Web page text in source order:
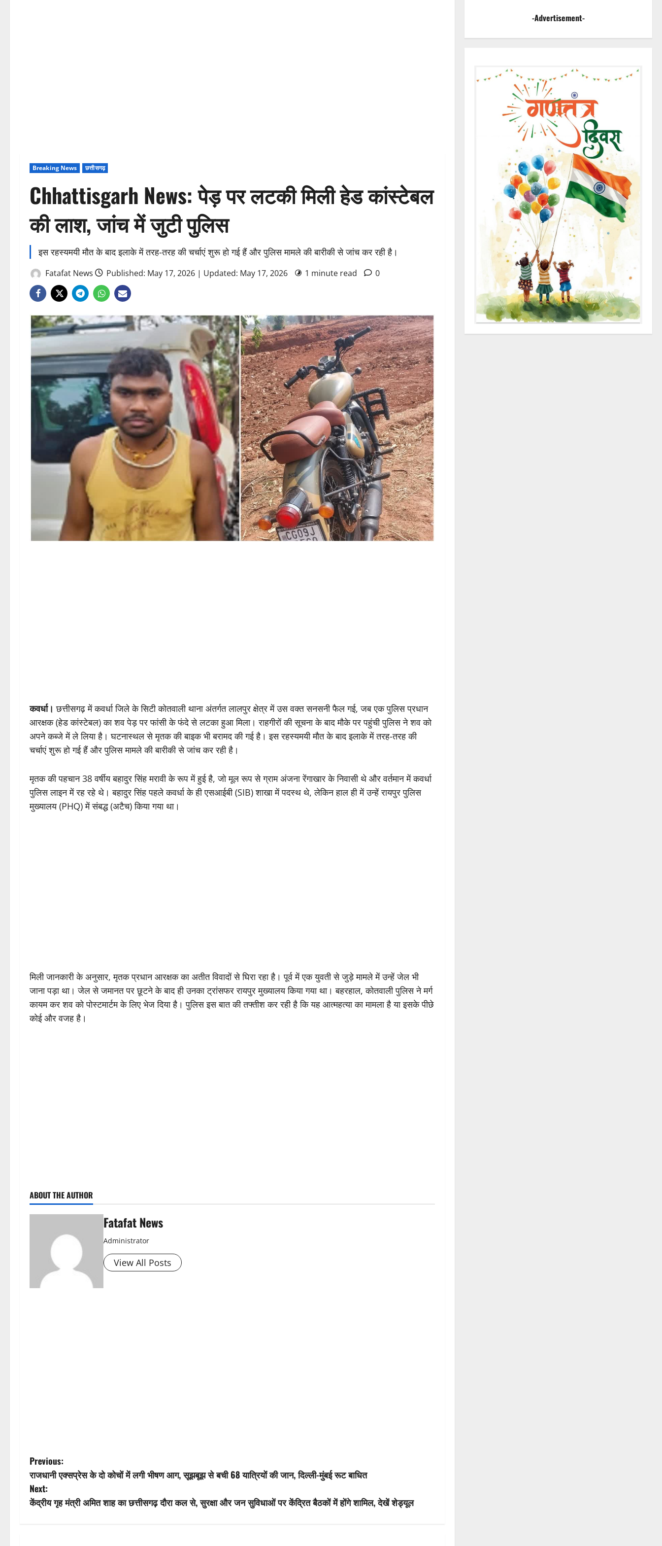
Breaking News छत्तीसगढ़
Chhattisgarh News: पेड़ पर लटकी मिली हेड कांस्टेबल
की लाश, जांच में जुटी पुलिस
इस रहस्यमयी मौत के बाद इलाके में तरह-तरह की चर्चाएं शुरू हो गई हैं और पुलिस मामले की बारीकी से जांच कर रही है।
Fatafat News Published: May 17, 2026 | Updated: May 17, 2026 1 minute read 0
कवर्धा। छत्तीसगढ़ में कवर्धा जिले के सिटी कोतवाली थाना अंतर्गत लालपुर क्षेत्र में उस वक्त सनसनी फैल गई, जब एक पुलिस प्रधान
आरक्षक (हेड कांस्टेबल) का शव पेड़ पर फांसी के फंदे से लटका हुआ मिला। राहगीरों की सूचना के बाद मौके पर पहुंची पुलिस ने शव को
अपने कब्जे में ले लिया है। घटनास्थल से मृतक की बाइक भी बरामद की गई है। इस रहस्यमयी मौत के बाद इलाके में तरह-तरह की
चर्चाएं शुरू हो गई हैं और पुलिस मामले की बारीकी से जांच कर रही है।
मृतक की पहचान 38 वर्षीय बहादुर सिंह मरावी के रूप में हुई है, जो मूल रूप से ग्राम अंजना रेंगाखार के निवासी थे और वर्तमान में कवर्धा
पुलिस लाइन में रह रहे थे। बहादुर सिंह पहले कवर्धा के ही एसआईबी (SIB) शाखा में पदस्थ थे, लेकिन हाल ही में उन्हें रायपुर पुलिस
मुख्यालय (PHQ) में संबद्ध (अटैच) किया गया था।
मिली जानकारी के अनुसार, मृतक प्रधान आरक्षक का अतीत विवादों से घिरा रहा है। पूर्व में एक युवती से जुड़े मामले में उन्हें जेल भी
जाना पड़ा था। जेल से जमानत पर छूटने के बाद ही उनका ट्रांसफर रायपुर मुख्यालय किया गया था। बहरहाल, कोतवाली पुलिस ने मर्ग
कायम कर शव को पोस्टमार्टम के लिए भेज दिया है। पुलिस इस बात की तफ्तीश कर रही है कि यह आत्महत्या का मामला है या इसके पीछे
कोई और वजह है।
ABOUT THE AUTHOR
Fatafat News
Administrator
View All Posts
P
o
s
Previous:
राजधानी एक्सप्रेस के दो कोचों में लगी भीषण आग, सूझबूझ से बची 68 यात्रियों की जान, दिल्ली-मुंबई रूट बाधित
Next:
केंद्रीय गृह मंत्री अमित शाह का छत्तीसगढ़ दौरा कल से, सुरक्षा और जन सुविधाओं पर केंद्रित बैठकों में होंगे शामिल, देखें शेड्यूल
-Advertisement-